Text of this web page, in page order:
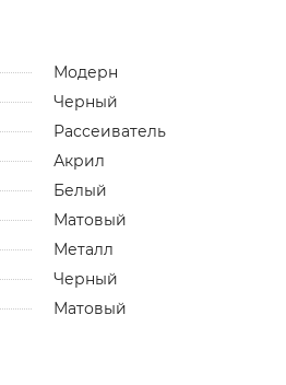
Модерн
Черный
Рассеиватель
Акрил
Белый
Матовый
Металл
Черный
Матовый